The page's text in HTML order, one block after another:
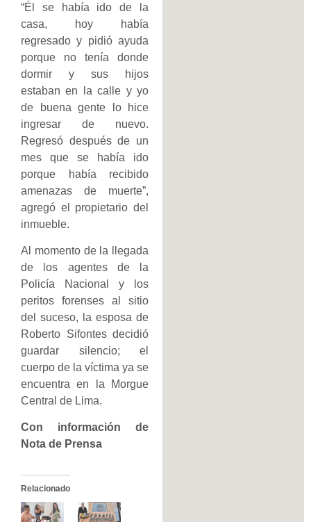
“Él se había ido de la
casa, hoy había
regresado y pidió ayuda
porque no tenía donde
dormir y sus hijos
estaban en la calle y yo
de buena gente lo hice
ingresar de nuevo.
Regresó después de un
mes que se había ido
porque había recibido
amenazas de muerte”,
agregó el propietario del
inmueble.
Al momento de la llegada
de los agentes de la
Policía Nacional y los
peritos forenses al sitio
del suceso, la esposa de
Roberto Sifontes decidió
guardar silencio; el
cuerpo de la víctima ya se
encuentra en la Morgue
Central de Lima.
Con información de
Nota de Prensa
Relacionado